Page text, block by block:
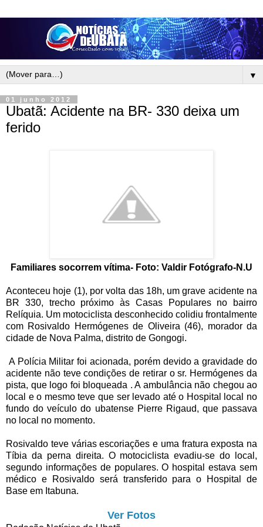
▼
01 junho 2012
Ubatã: Acidente na BR- 330 deixa um
ferido
Familiares socorrem vítima- Foto: Valdir Fotógrafo-N.U
Aconteceu hoje (1), por volta das 18h, um grave acidente na
BR 330, trecho próximo às Casas Populares no bairro
Relíquia. Um motociclista desconhecido colidiu frontalmente
com Rosivaldo Hermógenes de Oliveira (46), morador da
cidade de Nova Palma, distrito de Gongogi.
A Polícia Militar foi acionada, porém devido a gravidade do
acidente não teve condições de retirar o sr. Hermógenes da
pista, que logo foi bloqueada . A ambulância não chegou ao
local e o mesmo teve que ser levado até o Hospital local no
fundo do veículo do ubatense Pierre Rigaud, que passava
no local no momento.
Rosivaldo teve várias escoriações e uma fratura exposta na
Tíbia da perna direita. O motociclista evadiu-se do local,
segundo informações de populares. O hospital estava sem
médico e Rosivaldo será transferido para o Hospital de
Base em Itabuna.
Ver Fotos